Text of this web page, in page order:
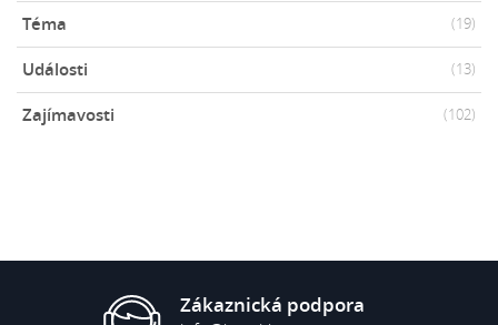
Téma (19)
Události (13)
Zajímavosti (102)
Zákaznická podpora